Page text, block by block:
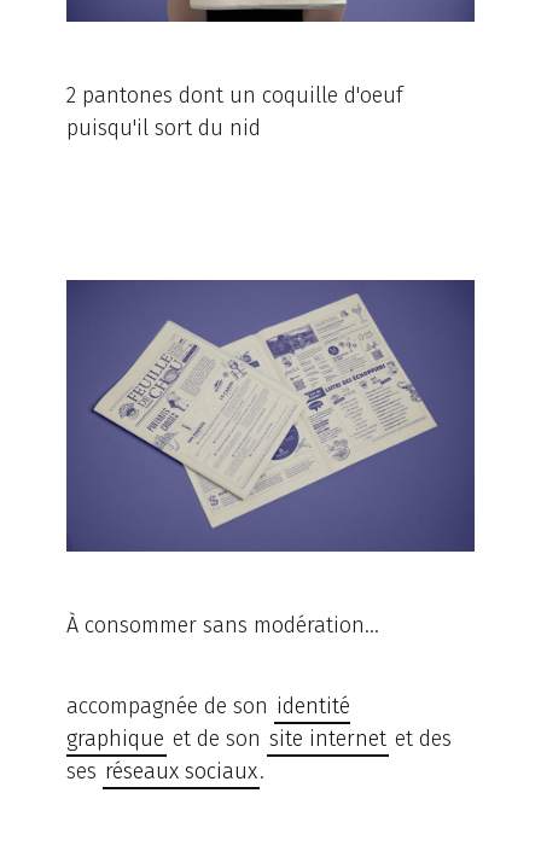
2 pantones dont un coquille d'oeuf
puisqu'il sort du nid
À consommer sans modération...
accompagnée de son identité
graphique et de son site internet et des
ses réseaux sociaux.